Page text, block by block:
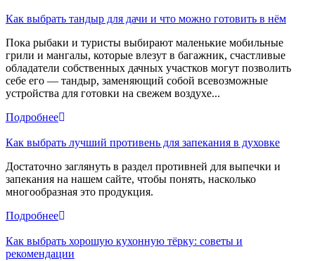
Как выбрать тандыр для дачи и что можно готовить в нём
Пока рыбаки и туристы выбирают маленькие мобильные
грили и мангалы, которые влезут в багажник, счастливые
обладатели собственных дачных участков могут позволить
себе его — тандыр, заменяющий собой всевозможные
устройства для готовки на свежем воздухе...
Подробнее
Как выбрать лучший противень для запекания в духовке
Достаточно заглянуть в раздел противней для выпечки и
запекания на нашем сайте, чтобы понять, насколько
многообразная это продукция.
Подробнее
Как выбрать хорошую кухонную тёрку: советы и
рекомендации